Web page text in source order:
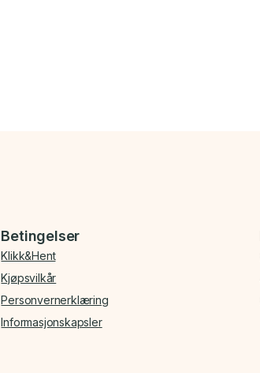
Betingelser
Klikk&Hent
Kjøpsvilkår
Personvernerklæring
Informasjonskapsler